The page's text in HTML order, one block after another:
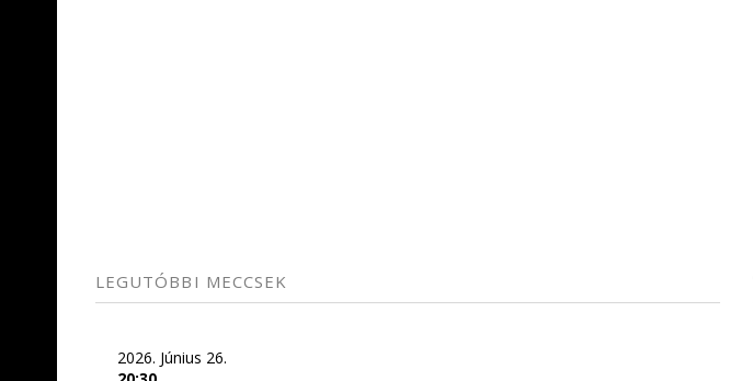
LEGUTÓBBI MECCSEK
2026. Június 26.